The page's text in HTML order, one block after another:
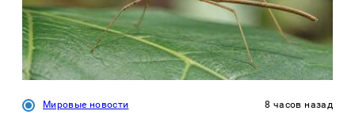
Мировые новости 8 часов назад